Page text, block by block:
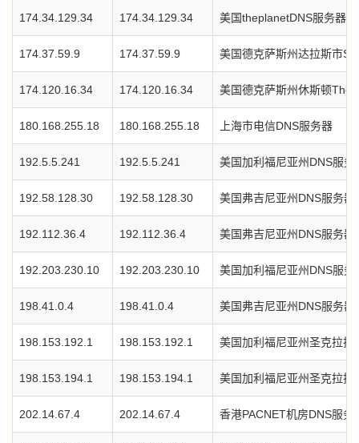
174.34.129.34 174.34.129.34 美国theplanetDNS服务器
174.37.59.9 174.37.59.9 美国德克萨斯州达拉斯市
174.120.16.34 174.120.16.34 美国德克萨斯州休斯顿
180.168.255.18 180.168.255.18 上海市电信DNS服务器
192.5.5.241 192.5.5.241 美国加利福尼亚州DNS服务
192.58.128.30 192.58.128.30 美国弗吉尼亚州DNS服务器
192.112.36.4 192.112.36.4 美国弗吉尼亚州DNS服务器
192.203.230.10 192.203.230.10 美国加利福尼亚州DNS服务
198.41.0.4 198.41.0.4 美国弗吉尼亚州DNS服务器
198.153.192.1 198.153.192.1 美国加利福尼亚州圣克拉
198.153.194.1 198.153.194.1 美国加利福尼亚州圣克拉
202.14.67.4 202.14.67.4 香港PACNET机房DNS服务